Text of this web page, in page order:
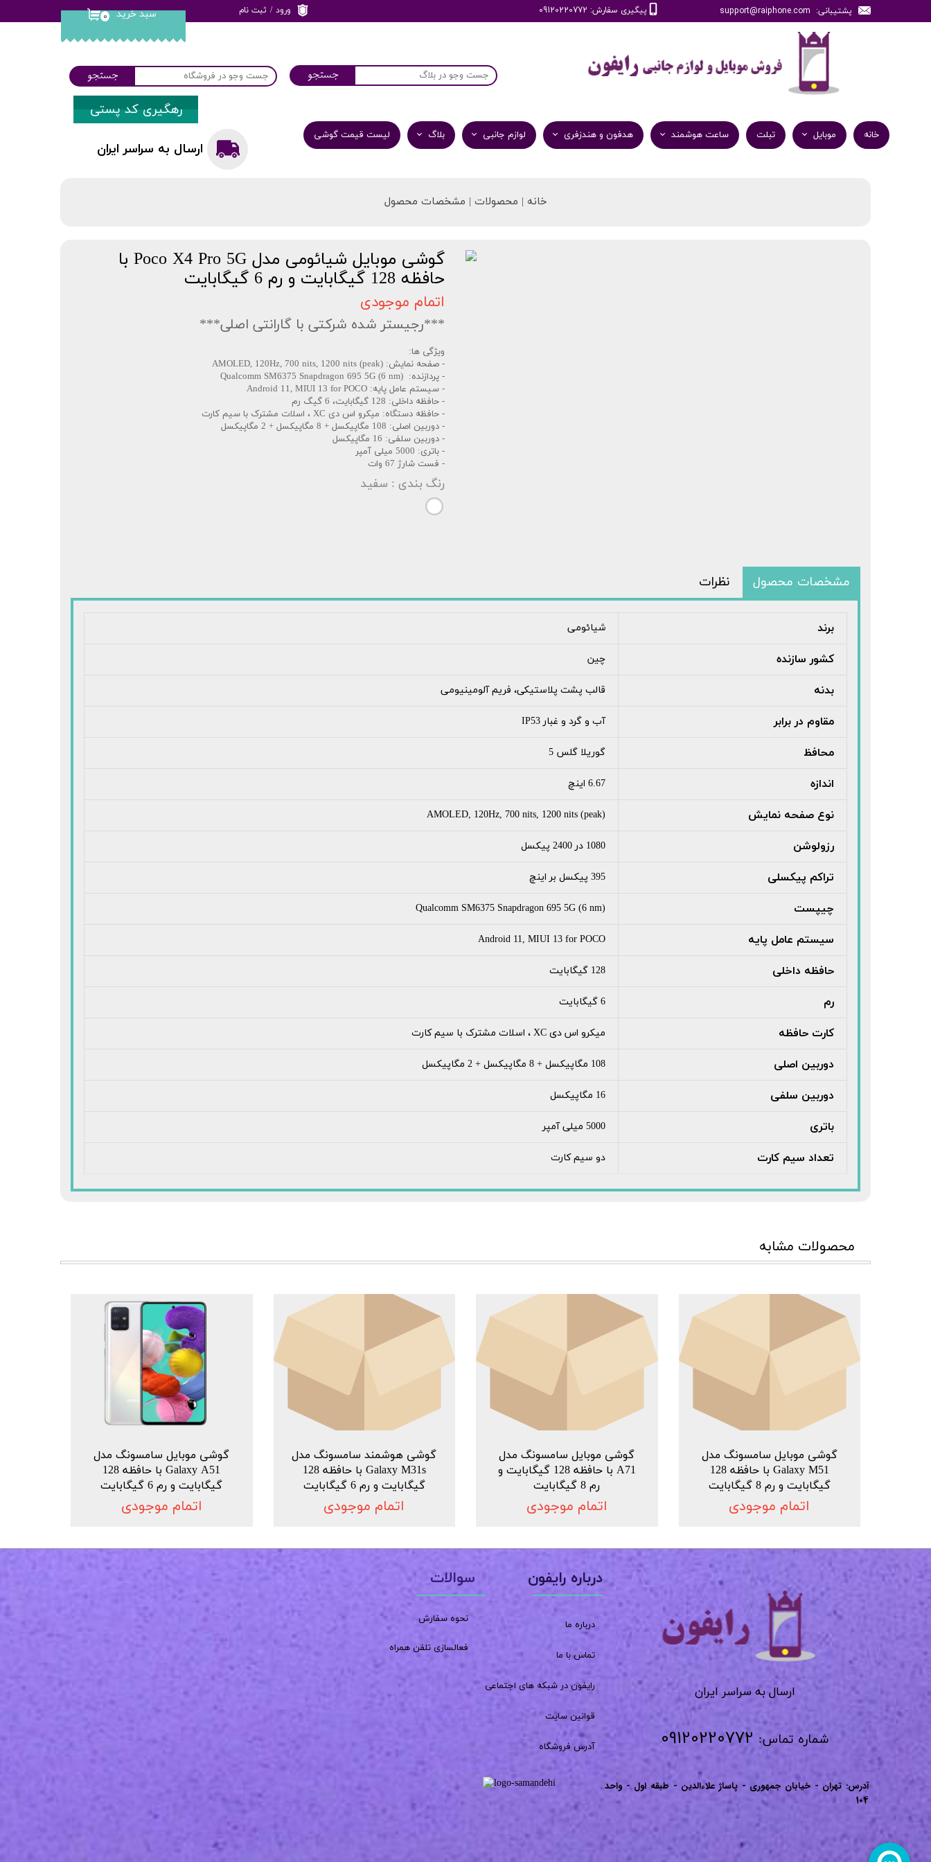
پشتیبانی: support@raiphone.com پیگیری سفارش: 09120220772 ۰ سبد خرید ورود / ثبت نام
سفارشات
خانه
موبایل تبلت ساعت هوشمند هدفون و هندزفری لوازم جانبی بلاگ لیست قیمت گوشی
جستجو جستجو
ارسال به سراسر ایران
رهگیری کد پستی
خانه | محصولات | مشخصات محصول
گوشی موبایل شیائومی مدل Poco X4 Pro 5G با
حافظه 128 گیگابایت و رم 6 گیگابایت
اتمام موجودی
***رجیستر شده شرکتی با گارانتی اصلی***
ویژگی ها:
- صفحه نمایش: AMOLED, 120Hz, 700 nits, 1200 nits (peak)
- پردازنده: Qualcomm SM6375 Snapdragon 695 5G (6 nm)
- سیستم عامل پایه: Android 11, MIUI 13 for POCO
- حافظه داخلی: 128 گیگابایت، 6 گیگ رم
- حافظه دستگاه: میکرو اس دی XC ، اسلات مشترک با سیم‌ کارت
- دوربین اصلی: 108 مگاپیکسل + 8 مگاپیکسل + 2 مگاپیکسل
- دوربین سلفی: 16 مگاپیکسل
- باتری: 5000 میلی آمپر
- فست شارژ 67 وات
رنگ بندی : سفید
مشخصات محصول نظرات
برند شیائومی
کشور سازنده چین
بدنه قالب پشت پلاستیکی، فریم آلومینیومی
مقاوم در برابر آب و گرد و غبار IP53
محافظ گوریلا گلس 5
اندازه 6.67 اینچ
نوع صفحه نمایش AMOLED, 120Hz, 700 nits, 1200 nits (peak)
رزولوشن 1080 در 2400 پیکسل
تراکم پیکسلی 395 پیکسل بر اینچ
چیپست Qualcomm SM6375 Snapdragon 695 5G (6 nm)
سیستم عامل پایه Android 11, MIUI 13 for POCO
حافظه داخلی 128 گیگابایت
رم 6 گیگابایت
کارت حافظه میکرو اس دی XC ، اسلات مشترک با سیم‌ کارت
دوربین اصلی 108 مگاپیکسل + 8 مگاپیکسل + 2 مگاپیکسل
دوربین سلفی 16 مگاپیکسل
باتری 5000 میلی آمپر
تعداد سیم کارت دو سیم کارت
محصولات مشابه
گوشی موبایل سامسونگ مدل
Galaxy M51 با حافظه 128
گیگابایت و رم 8 گیگابایت
اتمام موجودی
گوشی موبایل سامسونگ مدل
A71 با حافظه 128 گیگابایت و
رم 8 گیگابایت
اتمام موجودی
گوشی هوشمند سامسونگ مدل
Galaxy M31s با حافظه 128
گیگابایت و رم 6 گیگابایت
اتمام موجودی
گوشی موبایل سامسونگ مدل
Galaxy A51 با حافظه 128
گیگابایت و رم 6 گیگابایت
اتمام موجودی
​​​​​​ارسال به سراسر ایران
شماره تماس: 09120220772
آدرس: تهران - خیابان جمهوری - پاساژ علاءالدین - طبقه اول - واحد
104
سوالات
نحوه سفارش
فعالسازی تلفن همراه
درباره رایفون
درباره ما
تماس با ما
رایفون در شبکه های اجتماعی
قوانین سایت
آدرس فروشگاه